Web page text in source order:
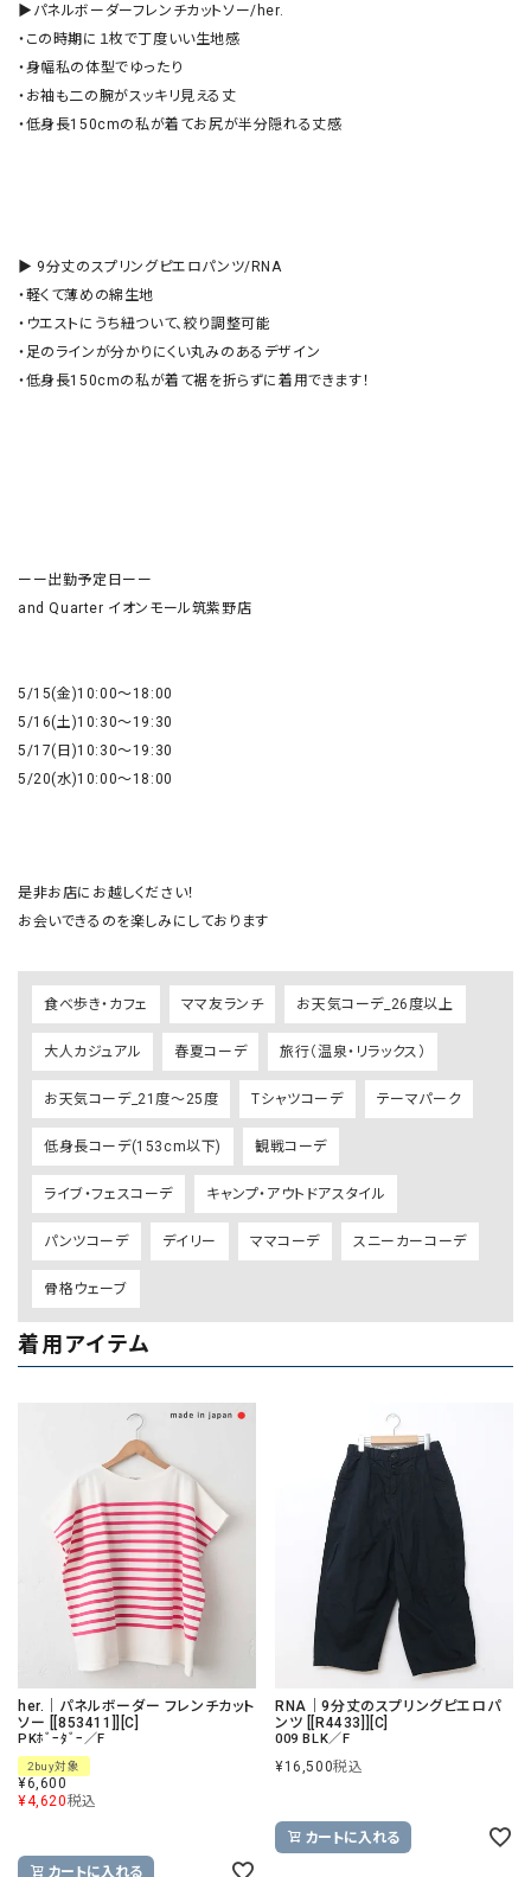
▶︎パネルボーダーフレンチカットソー/her.
・この時期に１枚で丁度いい生地感
・身幅私の体型でゆったり
・お袖も二の腕がスッキリ見える丈
・低身長150cmの私が着てお尻が半分隠れる丈感
▶︎ 9分丈のスプリングピエロパンツ/RNA
・軽くて薄めの綿生地
・ウエストにうち紐ついて、絞り調整可能
・足のラインが分かりにくい丸みのあるデザイン
・低身長150cmの私が着て裾を折らずに着用できます！
ーー出勤予定日ーー
and Quarter イオンモール筑紫野店
5/15(金)10:00〜18:00
5/16(土)10:30〜19:30
5/17(日)10:30〜19:30
5/20(水)10:00〜18:00
是非お店にお越しください！
お会いできるのを楽しみにしております
食べ歩き・カフェ ママ友ランチ お天気コーデ_26度以上
大人カジュアル 春夏コーデ 旅行（温泉・リラックス）
お天気コーデ_21度～25度 Tシャツコーデ テーマパーク
低身長コーデ(153cm以下) 観戦コーデ
ライブ・フェスコーデ キャンプ・アウトドアスタイル
パンツコーデ デイリー ママコーデ スニーカーコーデ
骨格ウェーブ
着用アイテム
her.｜パネルボーダー フレンチカット
ソー [[853411]][C]
PKﾎﾞｰﾀﾞｰ／F
2buy対象
¥6,600
¥4,620税込
カートに入れる
RNA｜9分丈のスプリングピエロパ
ンツ [[R4433]][C]
009 BLK／F
¥16,500税込
カートに入れる